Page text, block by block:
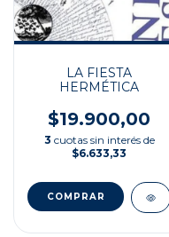
LA FIESTA
HERMÉTICA
$19.900,00
3 cuotas sin interés de
$6.633,33